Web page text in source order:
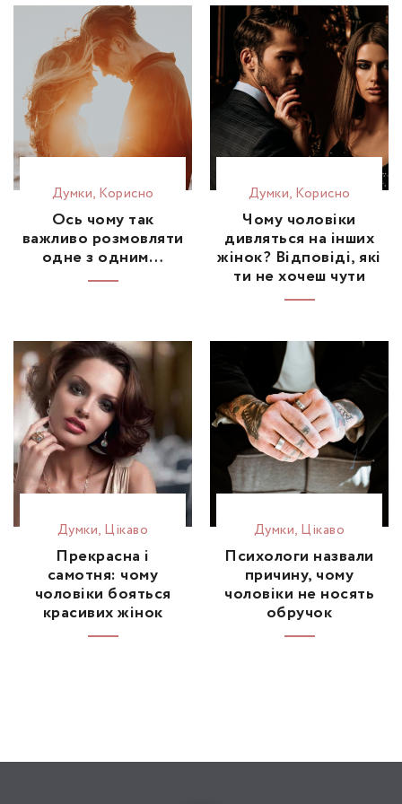
Думки, Корисно
Ось чому так
важливо розмовляти
одне з одним…
Думки, Корисно
Чому чоловіки
дивляться на інших
жінок? Відповіді, які
ти не хочеш чути
Думки, Цікаво
Прекрасна і
самотня: чому
чоловіки бояться
красивих жінок
Думки, Цікаво
Психологи назвали
причину, чому
чоловіки не носять
обручок